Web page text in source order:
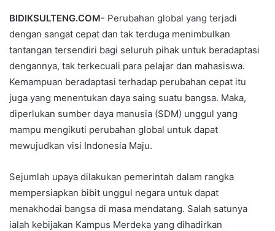
BIDIKSULTENG.COM- Perubahan global yang terjadi
dengan sangat cepat dan tak terduga menimbulkan
tantangan tersendiri bagi seluruh pihak untuk beradaptasi
dengannya, tak terkecuali para pelajar dan mahasiswa.
Kemampuan beradaptasi terhadap perubahan cepat itu
juga yang menentukan daya saing suatu bangsa. Maka,
diperlukan sumber daya manusia (SDM) unggul yang
mampu mengikuti perubahan global untuk dapat
mewujudkan visi Indonesia Maju.
Sejumlah upaya dilakukan pemerintah dalam rangka
mempersiapkan bibit unggul negara untuk dapat
menakhodai bangsa di masa mendatang. Salah satunya
ialah kebijakan Kampus Merdeka yang dihadirkan